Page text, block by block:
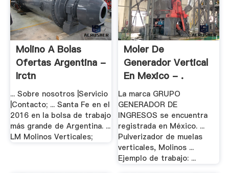
Molino A Bolas
Ofertas Argentina -
Irctn
... Sobre nosotros |Servicio
|Contacto; ... Santa Fe en el
2016 en la bolsa de trabajo
más grande de Argentina. ...
LM Molinos Verticales;
Moler De
Generador Vertical
En Mexico - .
La marca GRUPO
GENERADOR DE
INGRESOS se encuentra
registrada en México. ...
Pulverizador de muelas
verticales, Molinos ...
Ejemplo de trabajo: ...